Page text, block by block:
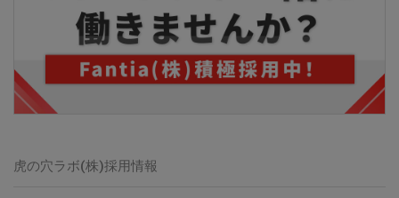
虎の穴ラボ(株)採用情報